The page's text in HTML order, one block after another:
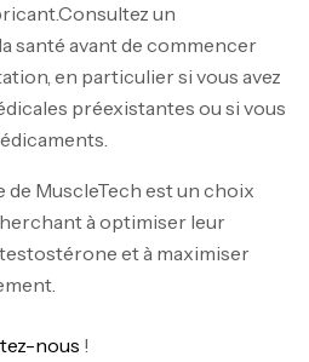
un
santé avant de commencer
en particulier si vous avez
préexistantes ou si vous
de MuscleTech est un choix
à optimiser leur
et à maximiser
nous !
CREAPURE – 306 Gr –
Whey – 2,27kg – BIOTECHUSA